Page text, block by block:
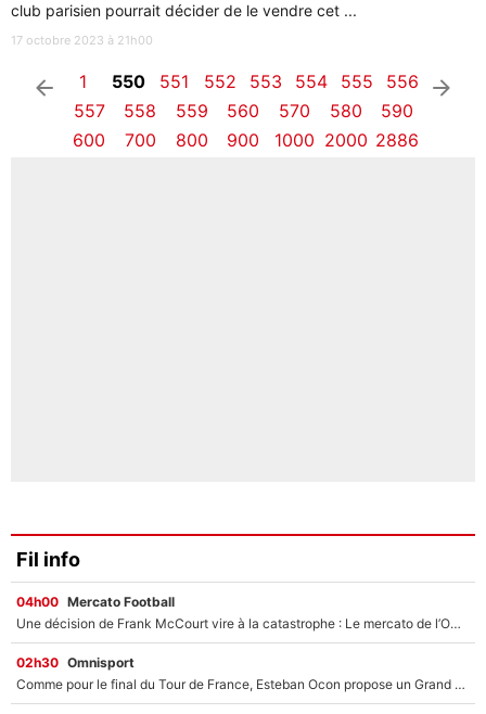
club parisien pourrait décider de le vendre cet ...
17 octobre 2023 à 21h00
arrow_left 1 550 551 552 553 554 555
556
557
558 559 560 570 580
590
600
700 800 900 1000 2000 2886
arrow_right
Fil info
04h00 Mercato Football
Une décision de Frank McCourt vire à la catastrophe : Le mercato de l’OM provoque de nouvelles tensions en pleine crise financière !
02h30 Omnisport
Comme pour le final du Tour de France, Esteban Ocon propose un Grand Prix de Formule 1 à Paris : «Autour de l’Arc de Triomphe, ce serait génial» !